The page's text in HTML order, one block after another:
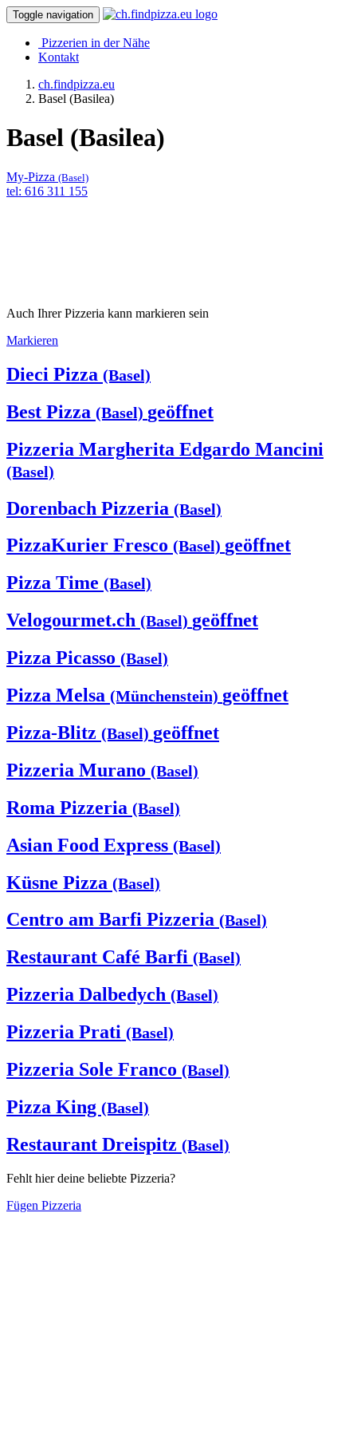
Toggle navigation
Pizzerien in der Nähe
Kontakt
ch.findpizza.eu
Basel (Basilea)
Basel (Basilea)
My-Pizza (Basel)
tel: 616 311 155
Auch Ihrer Pizzeria kann markieren sein
Markieren
Dieci Pizza (Basel)
Best Pizza (Basel) geöffnet
Pizzeria Margherita Edgardo Mancini
(Basel)
Dorenbach Pizzeria (Basel)
PizzaKurier Fresco (Basel) geöffnet
Pizza Time (Basel)
Velogourmet.ch (Basel) geöffnet
Pizza Picasso (Basel)
Pizza Melsa (Münchenstein) geöffnet
Pizza-Blitz (Basel) geöffnet
Pizzeria Murano (Basel)
Roma Pizzeria (Basel)
Asian Food Express (Basel)
Küsne Pizza (Basel)
Centro am Barfi Pizzeria (Basel)
Restaurant Café Barfi (Basel)
Pizzeria Dalbedych (Basel)
Pizzeria Prati (Basel)
Pizzeria Sole Franco (Basel)
Pizza King (Basel)
Restaurant Dreispitz (Basel)
Fehlt hier deine beliebte Pizzeria?
Fügen Pizzeria